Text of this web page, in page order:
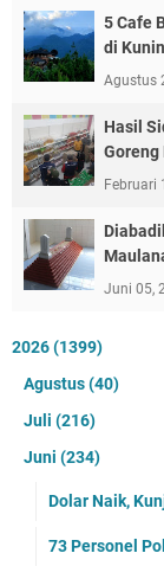
5 Cafe
di
Agustus
Hasil
Goreng
Februari
Juni 05,
2026(1399)
Agustus(40)
Juli (216)
Juni (234)
Dolar Naik,
73 Personel